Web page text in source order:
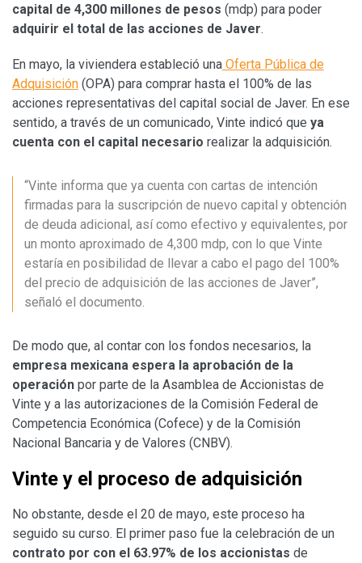
capital de 4,300 millones de pesos (mdp) para poder
adquirir el total de las acciones de Javer.
En mayo, la viviendera estableció una Oferta Pública de
Adquisición (OPA) para comprar hasta el 100% de las
acciones representativas del capital social de Javer. En ese
sentido, a través de un comunicado, Vinte indicó que ya
cuenta con el capital necesario realizar la adquisición.
“Vinte informa que ya cuenta con cartas de intención
firmadas para la suscripción de nuevo capital y obtención
de deuda adicional, así como efectivo y equivalentes, por
un monto aproximado de 4,300 mdp, con lo que Vinte
estaría en posibilidad de llevar a cabo el pago del 100%
del precio de adquisición de las acciones de Javer”,
señaló el documento.
De modo que, al contar con los fondos necesarios, la
empresa mexicana espera la aprobación de la
operación por parte de la Asamblea de Accionistas de
Vinte y a las autorizaciones de la Comisión Federal de
Competencia Económica (Cofece) y de la Comisión
Nacional Bancaria y de Valores (CNBV).
Vinte y el proceso de adquisición
No obstante, desde el 20 de mayo, este proceso ha
seguido su curso. El primer paso fue la celebración de un
contrato por con el 63.97% de los accionistas de